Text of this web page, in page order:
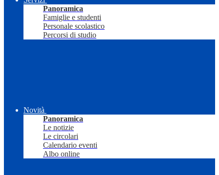
Panoramica
Famiglie e studenti
Personale scolastico
Percorsi di studio
Novità
Panoramica
Le notizie
Le circolari
Calendario eventi
Albo online